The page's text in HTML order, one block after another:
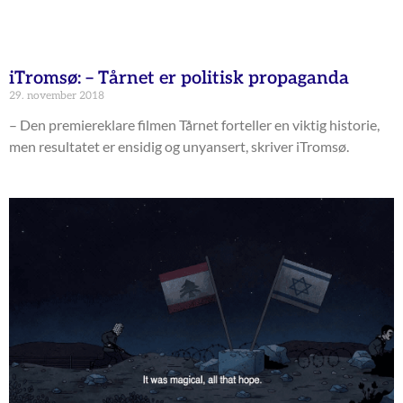
iTromsø: – Tårnet er politisk propaganda
29. november 2018
– Den premiereklare filmen Tårnet forteller en viktig historie,
men resultatet er ensidig og unyansert, skriver iTromsø.